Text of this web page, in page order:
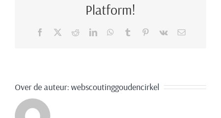
worden
vertrek?
Platform!
Facebook RedditLinkedInWhatsApp
Tumblr Pinterest
Vk
E-
Over de auteur: webscoutinggoudencirkel